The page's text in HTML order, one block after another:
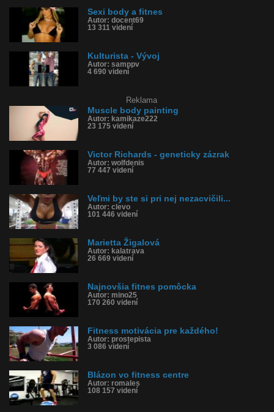
História sledovanosti videa:Sexi body a fitnes
Autor: docent69
13 311 videní
Kulturista - Vývoj
Autor: samppv
4 690 videní
Reklama
Muscle body painting
Autor: kamikaze222
23 175 videní
Victor Richards - geneticky zázrak
Autor: wolfdenis
77 447 videní
Veľmi by ste si pri nej nezacvičili...
Autor: clevo
101 446 videní
Marietta Žigalová
Autor: kalatrava
26 669 videní
Najnovšia fitnes pomôcka
Autor: mino25
170 260 videní
Fitness motivácia pre každého!
Autor: prostepista
3 086 videní
Blázon vo fitness centre
Autor: romales
108 157 videní